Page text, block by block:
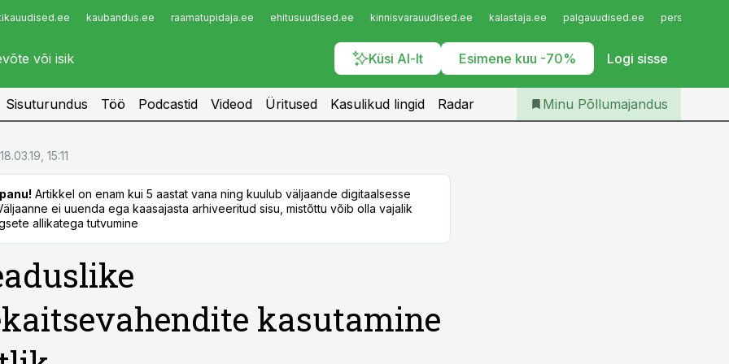
kaubandus.ee raamatupidaja.ee ehitusuudised.ee kinnisvarauudised.ee kalastaja.ee palgauudised.ee
Küsi AI-lt Esimene kuu -70% Logi sisse
Infopank
Iseteenindus
Telli Põllumajandus
Sisuturundus Töö Podcastid Videod Üritused Kasulikud lingid Radar Minu Põllumajandus
18.03.19, 15:11
Artikkel on enam kui 5 aastat vana ning kuulub väljaande digitaalsesse
ei uuenda ega kaasajasta arhiveeritud sisu, mistõttu võib olla vajalik
allikatega tutvumine
kasutamine